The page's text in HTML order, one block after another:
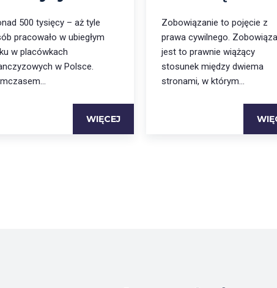
500 tysięcy – aż tyle
pracowało w ubiegłym
w placówkach
w Polsce.
WIĘCEJ
Zobowiązanie to pojęcie z
prawa cywilnego.
jest to prawnie wiążący
stosunek między dwiema
stronami, w którym...